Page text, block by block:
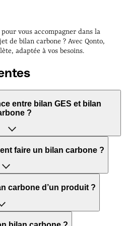
vous accompagner dans la
de bilan carbone ? Avec Qonto,
adaptée à vos besoins.
entre bilan GES et bilan
?
sont deux outils de la
serre. Le Bilan GES englobe
émissions indirectes liées à la
1 et 2). Le bilan carbone
une vue plus exhaustive des
faire un bilan carbone ?
sont :
500 salariés en France
carbone d’un produit ?
correspond aux